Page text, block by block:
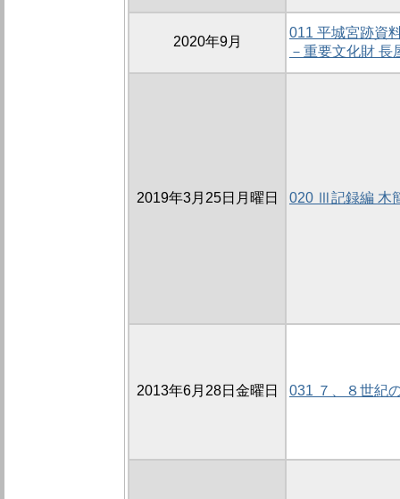
2020年9月
011 平城宮跡資
－重要文化財 長
2019年3月25日月曜日 020 Ⅲ記録編 木
2013年6月28日金曜日 031 ７、８世紀